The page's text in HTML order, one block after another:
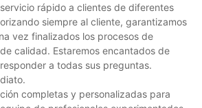
rápido a clientes de diferentes
siempre al cliente, garantizamos
vez finalizados los procesos de
calidad. Estaremos encantados de
a todas sus preguntas.
completas y personalizadas para